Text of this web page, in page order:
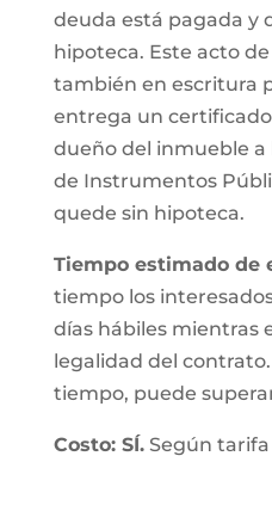
deuda está pagada y
hipoteca. Este acto
también en escritura
entrega un
dueño del inmueble a
de Instrumentos
quede sin hipoteca.
Tiempo estimado de
tiempo los
días hábiles mientras
legalidad del
tiempo, puede
Costo: SÍ.Según tarifa